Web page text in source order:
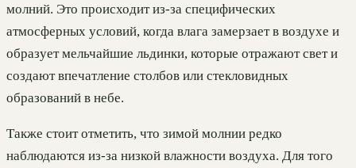
молний. Это происходит из-за специфических
атмосферных условий, когда влага замерзает в воздухе и
образует мельчайшие льдинки, которые отражают свет и
создают впечатление столбов или стекловидных
образований в небе.
Также стоит отметить, что зимой молнии редко
наблюдаются из-за низкой влажности воздуха. Для того